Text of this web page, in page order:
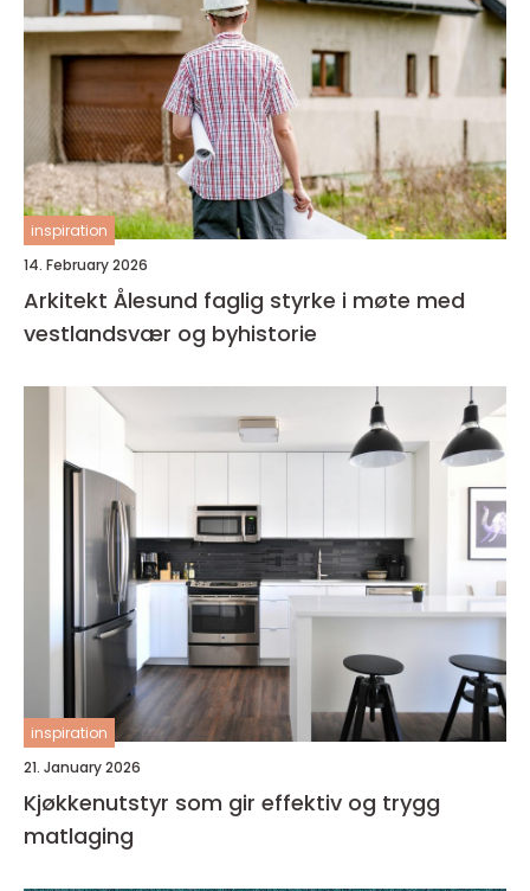
inspiration
14. February 2026
Arkitekt Ålesund faglig styrke i møte med
vestlandsvær og byhistorie
inspiration
21. January 2026
Kjøkkenutstyr som gir effektiv og trygg
matlaging